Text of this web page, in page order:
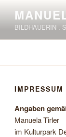
springenBILDHAUERIN .
IMPRESSUM
Angaben
Manuela Tirler
im Kulturpark